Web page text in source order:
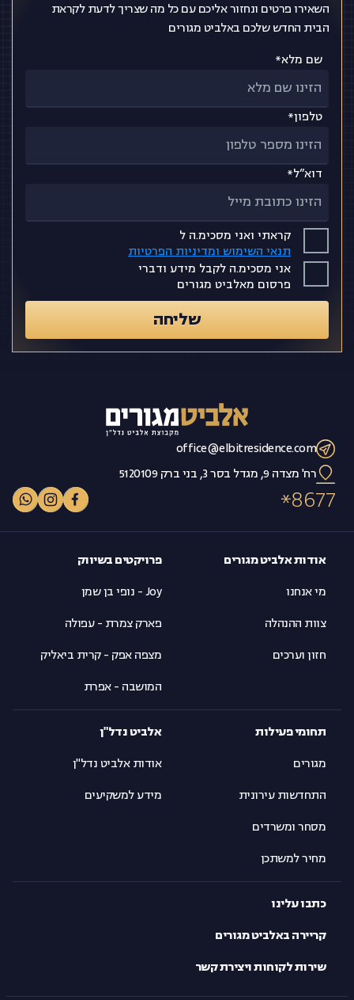
השאירו פרטים ונחזור אליכם עם כל מה שצריך לדעת לקראת
הבית החדש שלכם באלביט מגורים
שם מלא*
טלפון*
דוא”ל*
קראתי ואני מסכימ.ה ל
תנאי השימוש ומדיניות הפרטיות
אני מסכימ.ה לקבל מידע ודברי
פרסום מאלביט מגורים
שליחה
office@elbitresidence.com
רח' מצדה 9, מגדל בסר 3, בני ברק 5120109
8677
אודות אלביט מגורים
מי אנחנו
צוות ההנהלה
חזון וערכים
פרויקטים בשיווק
Joy - נופי בן שמן
פארק צמרת - עפולה
מצפה אפק - קרית ביאליק
המושבה - אפרת
תחומי פעילות
מגורים
התחדשות עירונית
מסחר ומשרדים
מחיר למשתכן
אלביט נדל"ן
אודות אלביט נדל"ן
מידע למשקיעים
כתבו עלינו
קריירה באלביט מגורים
שירות לקוחות ויצירת קשר